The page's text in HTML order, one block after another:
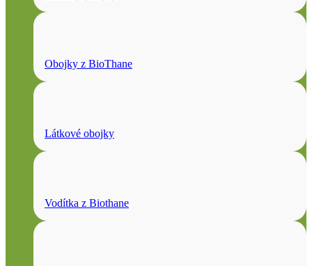
Obojky z BioThane
Látkové obojky
Vodítka z Biothane